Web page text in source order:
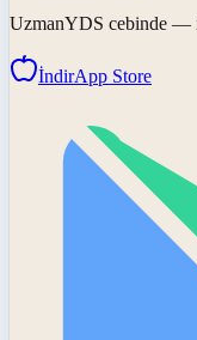
UzmanYDS cebinde —
İndirApp Store